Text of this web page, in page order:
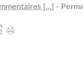
[…] -